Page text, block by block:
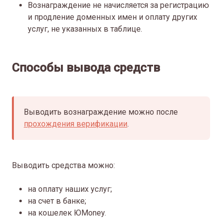
Вознаграждение не начисляется за регистрацию
и продление доменных имен и оплату других
услуг, не указанных в таблице.
Способы вывода средств
Выводить вознаграждение можно после
прохождения верификации.
Выводить средства можно:
на оплату наших услуг;
на счет в банке;
на кошелек ЮMoney.